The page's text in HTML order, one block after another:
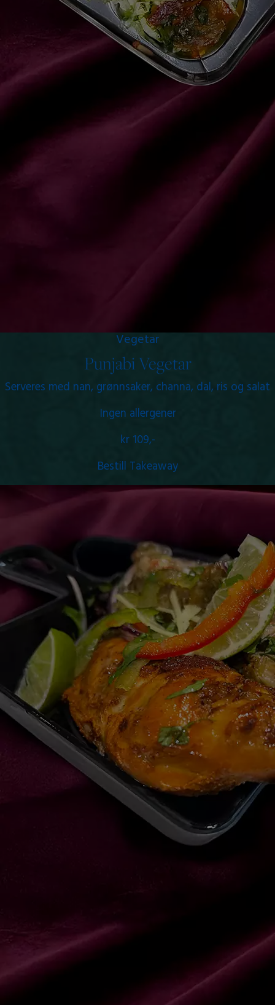
Vegetar
Punjabi Vegetar
Serveres med nan, grønnsaker, channa, dal, ris og salat
Ingen allergener
kr 109,-
Bestill Takeaway